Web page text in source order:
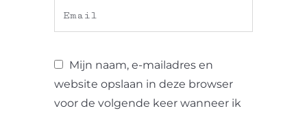
Mijn naam, e-mailadres en
website opslaan in deze browser
voor de volgende keer wanneer ik